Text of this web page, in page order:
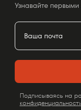
Узнавайте
Подписываясь на